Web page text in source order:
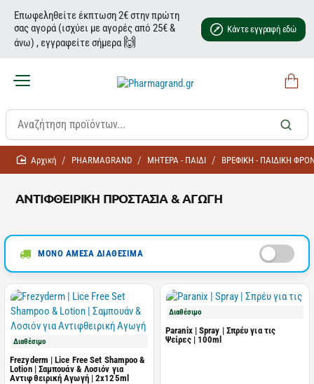
Επωφεληθείτε έκπτωση 2€ στην πρώτη
σας αγορά (ισχύει με αγορές από 25€ &
άνω) , εγγραφείτε σήμερα 🙌
Κάντε εγγραφή εδώ
ΑΝΤΙΦΘΕΙΡΙΚΗ ΠΡΟΣΤΑΣΙΑ & ΑΓΩΓΗ
homePHARMAGRAND ΜΗΤΕΡΑ - ΠΑΙΔΙ ΒΡΕΦΙΚΗ - ΠΑΙΔΙΚΗ
ΜΟΝΟ ΑΜΕΣΑ ΔΙΑΘΕΣΙΜΑ
Διαθέσιμο
Frezyderm | Lice Free Set Shampoo &
Lotion | Σαμπουάν & Λοσιόν για
Αντιφθειρική Αγωγή | 2x125ml
Διαθέσιμο
Paranix | Spray | Σπρέυ για τις
Ψείρες | 100ml